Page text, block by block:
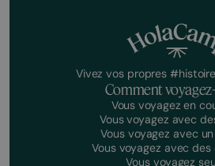
Vivez vos propres
Comment
Vous voyagez en
Vous voyagez avec
Vous voyagez avec
Vous voyagez avec
Vous voyagez